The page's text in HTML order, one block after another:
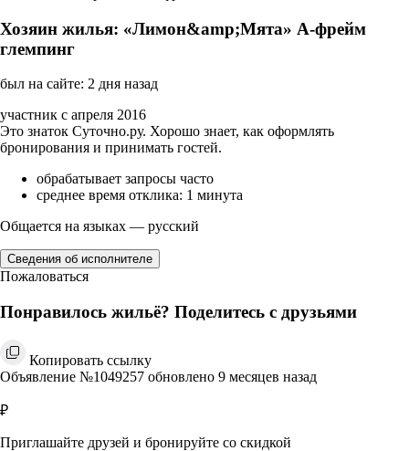
Хозяин жилья: «Лимон&amp;Мята» А-фрейм
глемпинг
был на сайте: 2 дня назад
участник с апреля 2016
Это знаток Суточно.ру. Хорошо знает, как оформлять
бронирования и принимать гостей.
обрабатывает запросы часто
среднее время отклика: 1 минута
Общается на языках — русский
Сведения об исполнителе
Пожаловаться
Понравилось жильё? Поделитесь с друзьями
Копировать ссылку
Объявление №1049257 обновлено 9 месяцев назад
₽
Приглашайте друзей и бронируйте со скидкой